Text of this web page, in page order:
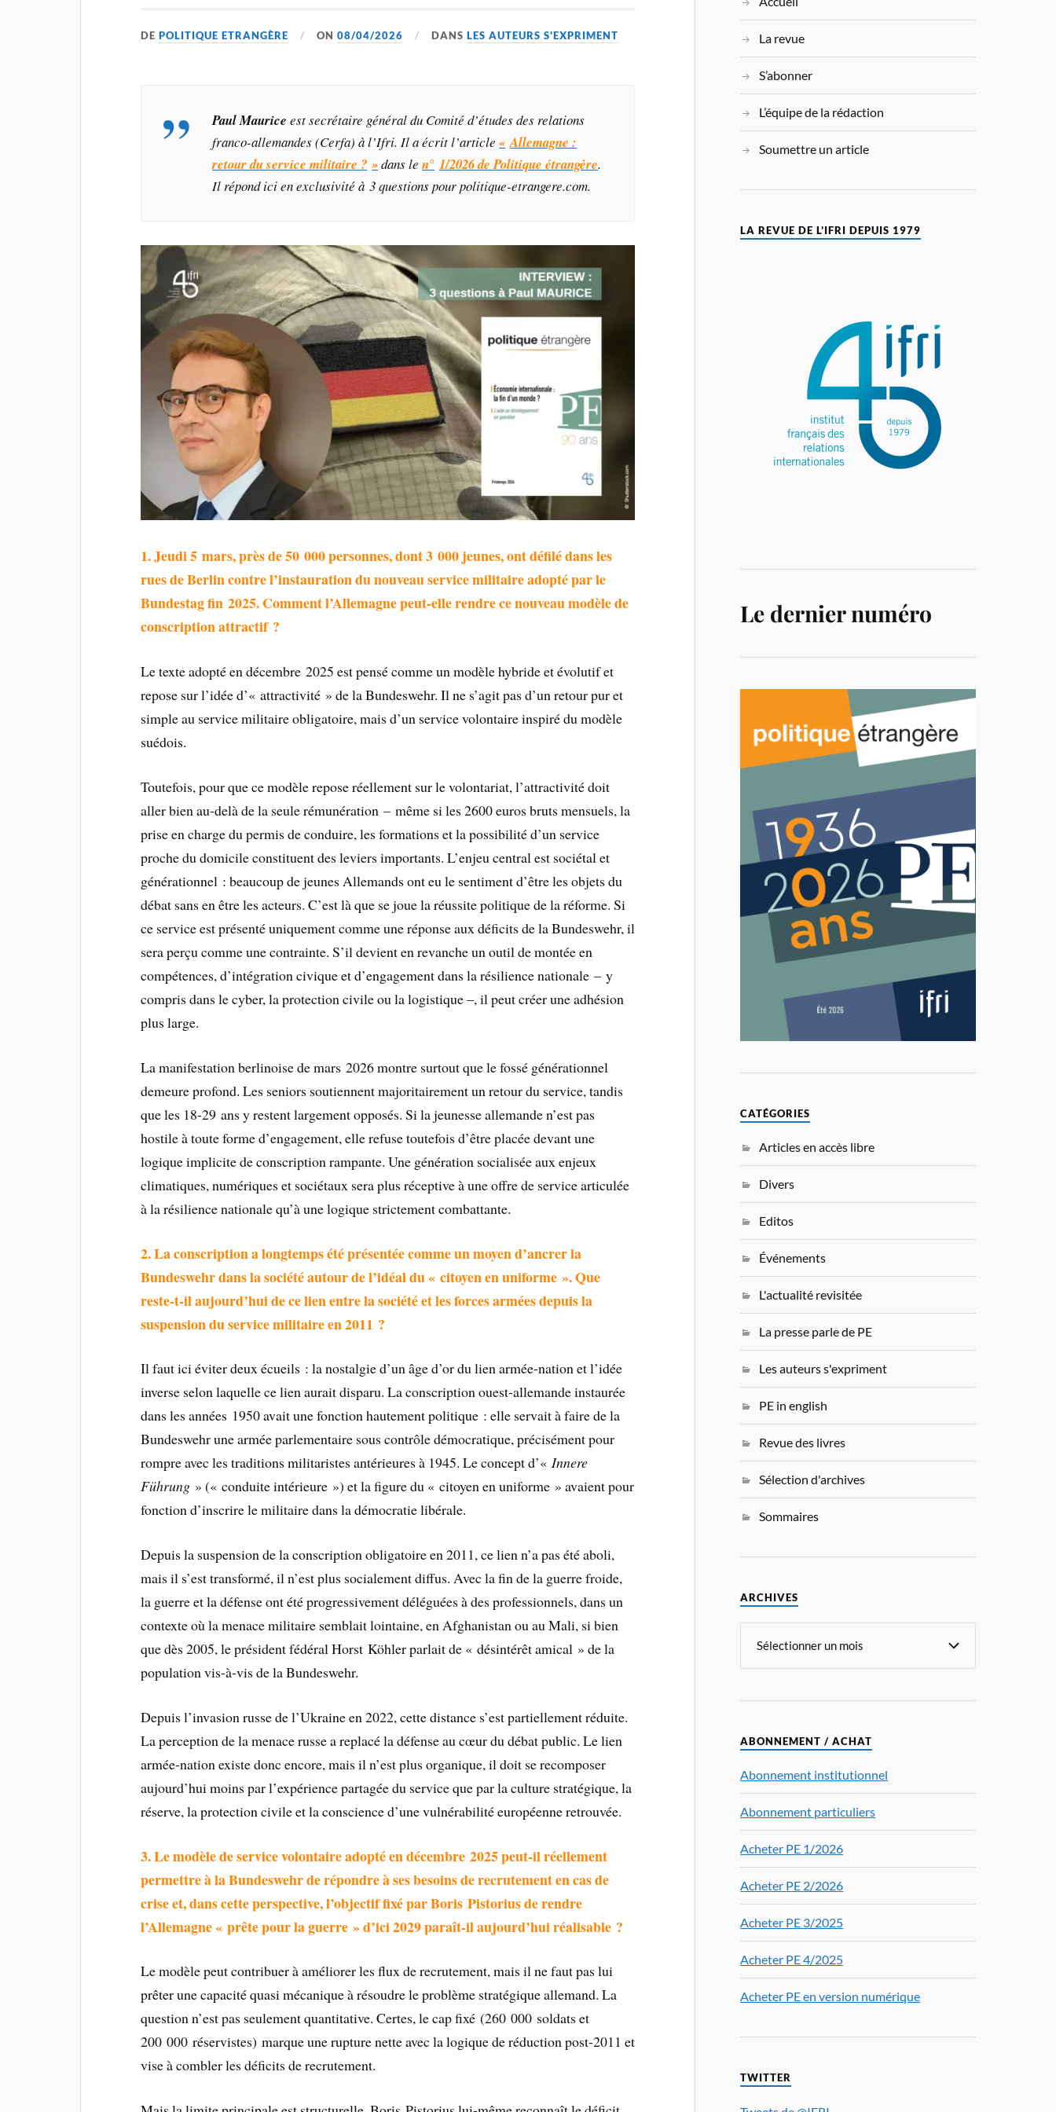
DEPOLITIQUE ETRANGÈRE ON08/04/2026 DANSLES AUTEURS S'EXPRIMENT
Paul Maurice est secrétaire général du Comité d’études des relations
franco-allemandes (Cerfa) à l’Ifri. Il a écrit l’article« Allemagne :
retour du service militaire ? »dans len° 1/2026 de Politique étrangère.
Il répond ici en exclusivité à 3 questions pour politique-etrangere.com.
1. Jeudi 5 mars, près de 50 000 personnes, dont 3 000 jeunes, ont défilé dans les
rues de Berlin contre l’instauration du nouveau service militaire adopté par le
Bundestag fin 2025. Comment l’Allemagne peut-elle rendre ce nouveau modèle de
conscription attractif ?
Le texte adopté en décembre 2025 est pensé comme un modèle hybride et évolutif et
repose sur l’idée d’« attractivité » de la Bundeswehr. Il ne s’agit pas d’un retour pur et
simple au service militaire obligatoire, mais d’un service volontaire inspiré du modèle
suédois.
Toutefois, pour que ce modèle repose réellement sur le volontariat, l’attractivité doit
aller bien au-delà de la seule rémunération – même si les 2600 euros bruts mensuels, la
prise en charge du permis de conduire, les formations et la possibilité d’un service
proche du domicile constituent des leviers importants. L’enjeu central est sociétal et
générationnel : beaucoup de jeunes Allemands ont eu le sentiment d’être les objets du
débat sans en être les acteurs. C’est là que se joue la réussite politique de la réforme. Si
ce service est présenté uniquement comme une réponse aux déficits de la Bundeswehr, il
sera perçu comme une contrainte. S’il devient en revanche un outil de montée en
compétences, d’intégration civique et d’engagement dans la résilience nationale – y
compris dans le cyber, la protection civile ou la logistique –, il peut créer une adhésion
plus large.
La manifestation berlinoise de mars 2026 montre surtout que le fossé générationnel
demeure profond. Les seniors soutiennent majoritairement un retour du service, tandis
que les 18-29 ans y restent largement opposés. Si la jeunesse allemande n’est pas
hostile à toute forme d’engagement, elle refuse toutefois d’être placée devant une
logique implicite de conscription rampante. Une génération socialisée aux enjeux
climatiques, numériques et sociétaux sera plus réceptive à une offre de service articulée
à la résilience nationale qu’à une logique strictement combattante.
2.La conscription a longtemps été présentée comme un moyen d’ancrer la
Bundeswehr dans la société autour de l’idéal du « citoyen en uniforme ». Que
reste-t-il aujourd’hui de ce lien entre la société et les forces armées depuis la
suspension du service militaire en 2011 ?
Il faut ici éviter deux écueils : la nostalgie d’un âge d’or du lien armée-nation et l’idée
inverse selon laquelle ce lien aurait disparu. La conscription ouest-allemande instaurée
dans les années 1950 avait une fonction hautement politique : elle servait à faire de la
Bundeswehr une armée parlementaire sous contrôle démocratique, précisément pour
rompre avec les traditions militaristes antérieures à 1945. Le concept d’«Innere
Führung » (« conduite intérieure ») et la figure du « citoyen en uniforme » avaient pour
fonction d’inscrire le militaire dans la démocratie libérale.
Depuis la suspension de la conscription obligatoire en 2011, ce lien n’a pas été aboli,
mais il s’est transformé, il n’est plus socialement diffus. Avec la fin de la guerre froide,
la guerre et la défense ont été progressivement déléguées à des professionnels, dans un
contexte où la menace militaire semblait lointaine, en Afghanistan ou au Mali, si bien
que dès 2005, le président fédéral Horst Köhler parlait de « désintérêt amical » de la
population vis-à-vis de la Bundeswehr.
Depuis l’invasion russe de l’Ukraine en 2022, cette distance s’est partiellement réduite.
La perception de la menace russe a replacé la défense au cœur du débat public. Le lien
armée-nation existe donc encore, mais il n’est plus organique, il doit se recomposer
aujourd’hui moins par l’expérience partagée du service que par la culture stratégique, la
réserve, la protection civile et la conscience d’une vulnérabilité européenne retrouvée.
3.Le modèle de service volontaire adopté en décembre 2025 peut-il réellement
permettre à la Bundeswehr de répondre à ses besoins de recrutement en cas de
crise et, dans cette perspective, l’objectif fixé par Boris Pistorius de rendre
l’Allemagne « prête pour la guerre » d’ici 2029 paraît-il aujourd’hui réalisable ?
Le modèle peut contribuer à améliorer les flux de recrutement, mais il ne faut pas lui
prêter une capacité quasi mécanique à résoudre le problème stratégique allemand. La
question n’est pas seulement quantitative. Certes, le cap fixé (260 000 soldats et
200 000 réservistes) marque une rupture nette avec la logique de réduction post-2011 et
vise à combler les déficits de recrutement.
La revue
S’abonner
L’équipe de la rédaction
Soumettre un article
LA REVUE DE L’IFRI DEPUIS 1979
Le dernier numéro
CATÉGORIES
Articles en accès libre
Divers
Editos
Événements
L'actualité revisitée
La presse parle de PE
Les auteurs s'expriment
PE in english
Revue des livres
Sélection d'archives
Sommaires
ARCHIVES
ABONNEMENT / ACHAT
Abonnement institutionnel
Abonnement particuliers
Acheter PE 1/2026
Acheter PE 2/2026
Acheter PE 3/2025
Acheter PE 4/2025
Acheter PE en version numérique
TWITTER